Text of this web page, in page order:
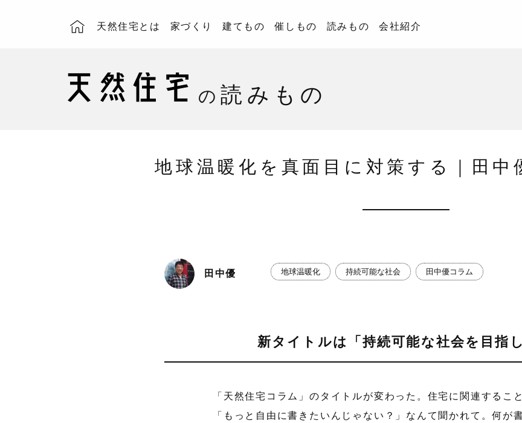
天然住宅とは 家づくり 建てもの 催しもの 読みもの 会社紹介
の読みもの
地球温暖化を真面目に対策する｜田中
田中優 地球温暖化 持続可能な社会 田中優コラム
新タイトルは「持続可能な社会を目指し
「天然住宅コラム」のタイトルが変わった。住宅に関連するこ
「もっと自由に書きたいんじゃない？」なんて聞かれて。何が